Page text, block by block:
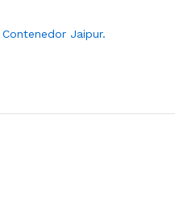
Contenedor Jaipur.